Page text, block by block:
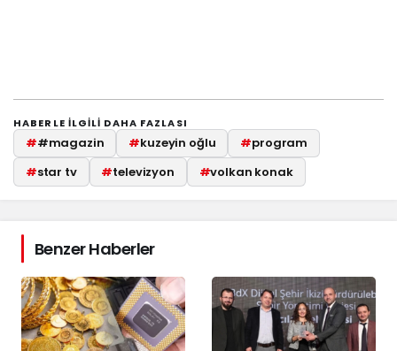
HABERLE ILGILI DAHA FAZLASI
##magazin #kuzeyin oğlu #program
#star tv #televizyon #volkan konak
Benzer Haberler